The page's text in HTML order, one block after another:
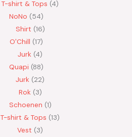
T-shirt & Tops 4
NoNo
54
Shirt 16
O'Chill 17
Jurk 4
Quapi 88
Jurk
22
Rok 3
Schoenen 1
T-shirt & Tops 13
Vest
3